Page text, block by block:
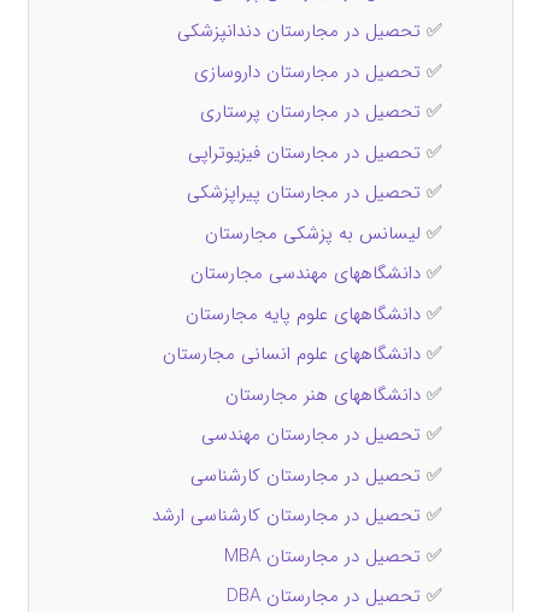
✅ تحصیل در مجارستان دندانپزشکی
✅ تحصیل در مجارستان داروسازی
✅ تحصیل در مجارستان پرستاری
✅ تحصیل در مجارستان فیزیوتراپی
✅ تحصیل در مجارستان پیراپزشکی
✅ لیسانس به پزشکی مجارستان
✅ دانشگاههای مهندسی مجارستان
✅ دانشگاههای علوم پایه مجارستان
✅ دانشگاههای علوم انسانی مجارستان
✅ دانشگاههای هنر مجارستان
✅ تحصیل در مجارستان مهندسی
✅ تحصیل در مجارستان کارشناسی
✅ تحصیل در مجارستان کارشناسی ارشد
✅ تحصیل در مجارستان MBA
✅ تحصیل در مجارستان DBA